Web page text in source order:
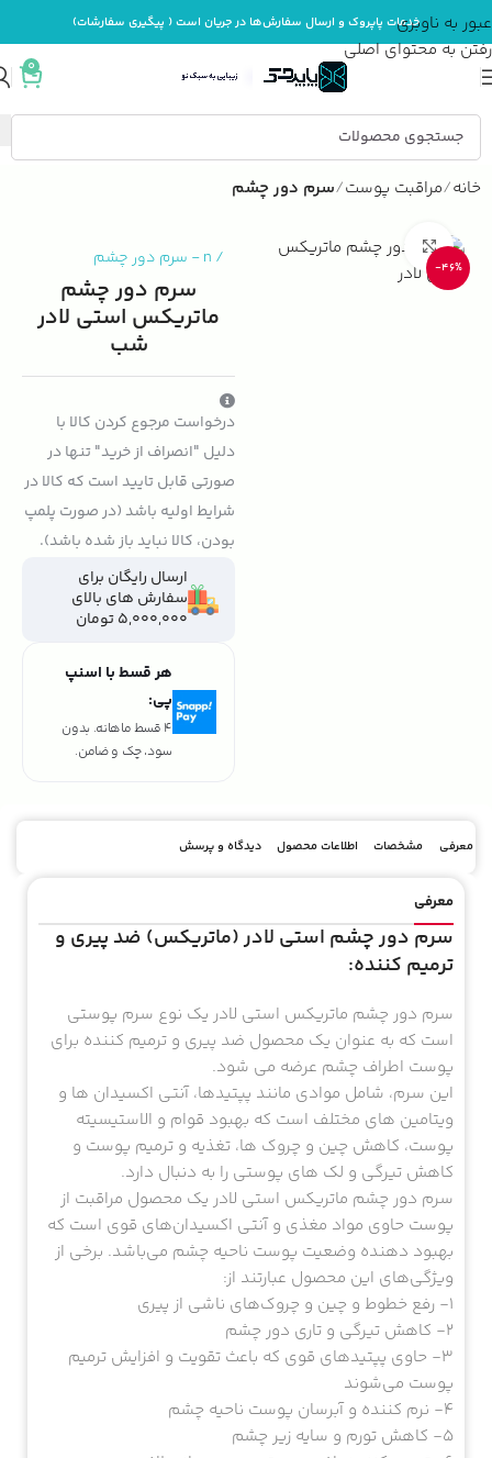
عبور به ناوبری
رفتن به محتوای اصلی
خدمات پاپروک و ارسال سفارش‌ها در جریان است ( پیگیری سفارشات)
0
خانه مراقبت پوست سرم دور چشم
-46%
بزرگنمایی تصویر /
n
- سرم دور چشم
سرم دور چشم
ماتریکس استی لادر
شب
درخواست مرجوع کردن کالا با
دلیل "انصراف از خرید" تنها در
صورتی قابل تایید است که کالا در
شرایط اولیه باشد (در صورت پلمپ
بودن، کالا نباید باز شده باشد).
ارسال رایگان برای
سفارش های بالای
5,000,000 تومان
هر قسط با اسنپ
پی:
۱٬۷۳۵٬۰۰۰
4 قسط ماهانه. بدون
معرفی
سرم دور چشم استی لادر (ماتریکس) ضد پیری و
سرم دور چشم ماتریکس استی لادر یک نوع سرم پوستی
است که به عنوان یک محصول ضد پیری و ترمیم کننده برای
پوست اطراف چشم عرضه می شود.
این سرم، شامل موادی مانند پپتیدها، آنتی اکسیدان ها و
ویتامین های مختلف است که بهبود قوام و الاستیسیته
پوست، کاهش چین و چروک ها، تغذیه و ترمیم پوست و
کاهش تیرگی و لک های پوستی را به دنبال دارد.
سرم دور چشم ماتریکس استی لادر یک محصول مراقبت از
پوست حاوی مواد مغذی و آنتی اکسیدان‌های قوی است که
بهبود دهنده وضعیت پوست ناحیه چشم می‌باشد. برخی از
ویژگی‌های این محصول عبارتند از:
1- رفع خطوط و چین و چروک‌های ناشی از پیری
2- کاهش تیرگی و تاری دور چشم
3- حاوی پپتیدهای قوی که باعث تقویت و افزایش ترمیم
پوست می‌شوند
4- نرم کننده و آبرسان پوست ناحیه چشم